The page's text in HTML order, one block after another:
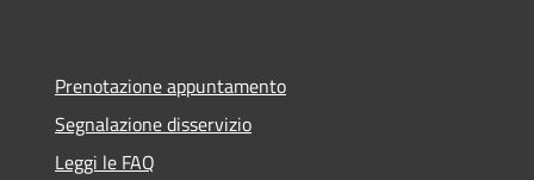
Prenotazione appuntamento
Segnalazione disservizio
Leggi le FAQ